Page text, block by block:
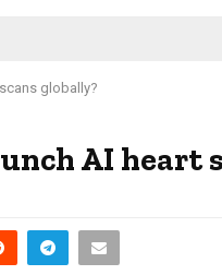
globally?
AI heart